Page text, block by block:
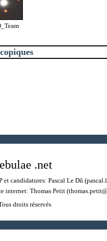
ebulae .net
et candidatures: Pascal Le Dû
internet: Thomas Petit
droits réservés